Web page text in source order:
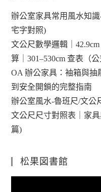
辦公室家具常用風水知
宅字對照)
文公尺數學邏輯｜
算｜301–530cm 查表（公
OA 辦公家具：袖箱與抽
到安全開鎖的完整指南
辦公室風水-魯班尺/文公
文公尺尺寸對照表｜家
篇)
松果図書館